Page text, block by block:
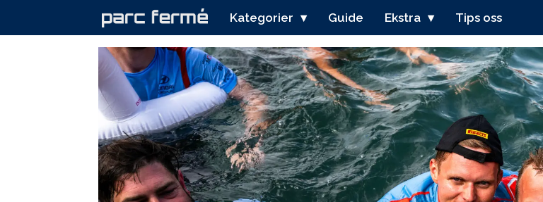
Kategorier Guide Ekstra Tips oss